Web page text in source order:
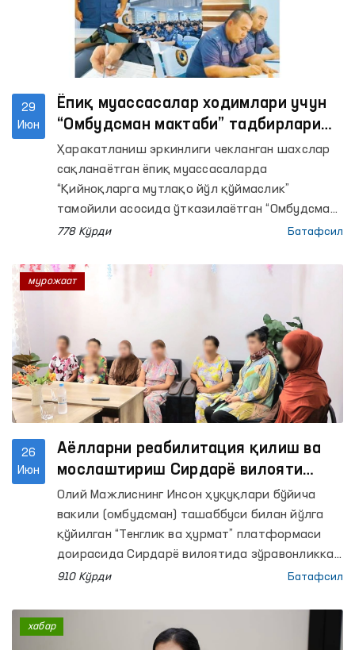
29
Июн
Ёпиқ муассасалар ходимлари учун
“Омбудсман мактаби” тадбирлари
ўтказилди
Ҳаракатланиш эркинлиги чекланган шахслар
сақланаётган ёпиқ муассасаларда
“Қийноқларга мутлақо йўл қўймаслик”
тамойили асосида ўтказилаётган “Омбудсман
мактаби” тадбирлари давом этмоқда.
778 Кўрди Батафсил
26
Июн
Аёлларни реабилитация қилиш ва
мослаштириш Сирдарё вилояти
ҳудудий марказида учрашув
ўтказилди
Олий Мажлиснинг Инсон ҳуқуқлари бўйича
вакили (омбудсман) ташаббуси билан йўлга
қўйилган “Тенглик ва ҳурмат” платформаси
доирасида Сирдарё вилоятида зўравонликка
учраган аёллар билан мулоқот қилинди.
910 Кўрди Батафсил
мурожаат
хабар